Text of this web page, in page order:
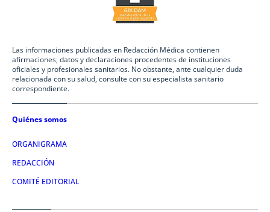
Las informaciones publicadas en Redacción Médica contienen
afirmaciones, datos y declaraciones procedentes de instituciones
oficiales y profesionales sanitarios. No obstante, ante cualquier duda
relacionada con su salud, consulte con su especialista sanitario
correspondiente.
Quiénes somos
ORGANIGRAMA
REDACCIÓN
COMITÉ EDITORIAL